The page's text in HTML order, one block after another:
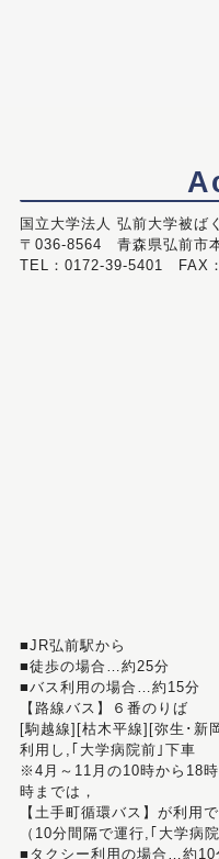
国立大学法人 弘前大学被ば
〒036-8564 青森県弘前市
TEL：0172-39-5401 FAX
■JR弘前駅から
■徒歩の場合…約25分
■バス利用の場合…約15分
【路線バス】６番のりば
[駒越線][枯木平線][弥生･新
利用し,｢大学病院前｣下車
※4月～11月の10時から18
時までは，
【土手町循環バス】が利用で
（10分間隔で運行,｢大学病
■タクシー利用の場合…約10